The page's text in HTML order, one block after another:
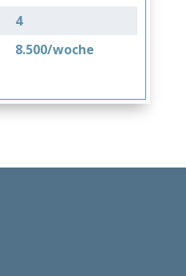
4
8.500/woche